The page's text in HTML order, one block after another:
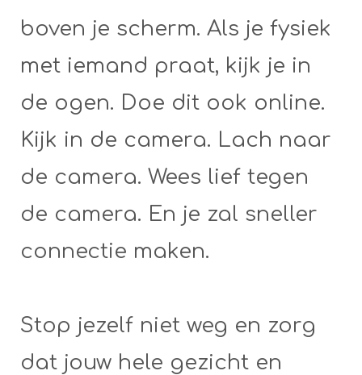
boven je scherm. Als je fysiek
met iemand praat, kijk je in
de ogen. Doe dit ook online.
Kijk in de camera. Lach naar
de camera. Wees lief tegen
de camera. En je zal sneller
connectie maken.
Stop jezelf niet weg en zorg
dat jouw hele gezicht en